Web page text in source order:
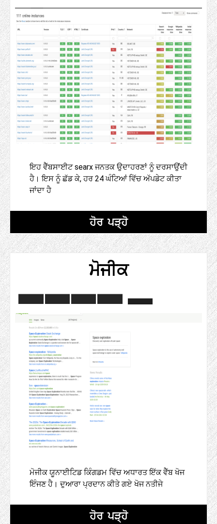
ਇਹ ਵੈੱਬਸਾਈਟ searx ਜਨਤਕ ਉਦਾਹਰਣਾਂ ਨੂੰ ਦਰਸਾਉਂਦੀ
ਹੈ। ਇਸ ਨੂੰ ਛੱਡ ਕੇ, ਹਰ 24 ਘੰਟਿਆਂ ਵਿੱਚ ਅੱਪਡੇਟ ਕੀਤਾ
ਜਾਂਦਾ ਹੈ
ਹੋਰ ਪੜ੍ਹੋ
ਮੋਜੀਕ
ਮੋਜੀਕ ਯੂਨਾਈਟਿਡ ਕਿੰਗਡਮ ਵਿੱਚ ਅਧਾਰਤ ਇੱਕ ਵੈੱਬ ਖੋਜ
ਇੰਜਣ ਹੈ। ਦੁਆਰਾ ਪ੍ਰਦਾਨ ਕੀਤੇ ਗਏ ਖੋਜ ਨਤੀਜੇ
ਹੋਰ ਪੜ੍ਹੋ